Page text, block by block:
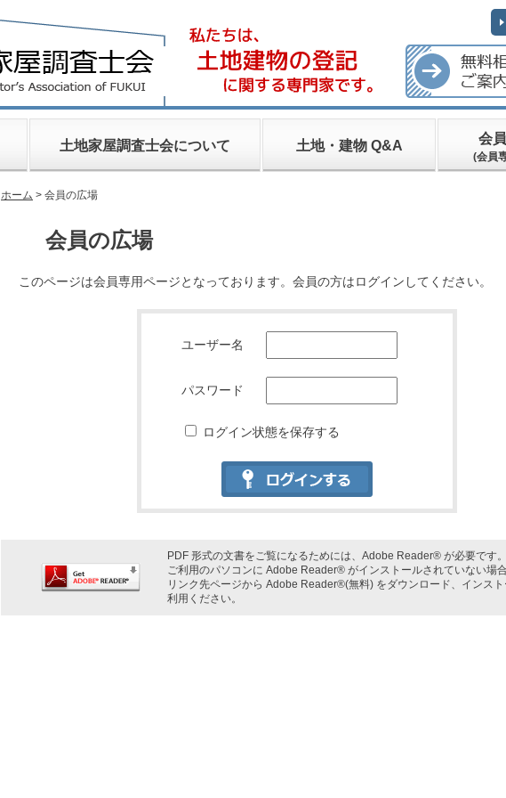
土地家屋調査士会について 土地・建物 Q&A 会
(会員
ホーム > 会員の広場
会員の広場
このページは会員専用ページとなっております。会員の方はログインしてください。
ユーザー名
パスワード
ログイン状態を保存する
PDF 形式の文書をご覧になるためには、Adobe Reader® が必要です。
ご利用のパソコンに Adobe Reader® がインストールされていない場
リンク先ページから Adobe Reader®(無料) をダウンロード、インス
利用ください。